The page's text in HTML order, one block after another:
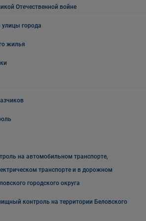
Отечественной войне
города
жилья
на автомобильном транспорте,
транспорте и в дорожном
городского округа
контроль на территории Беловского